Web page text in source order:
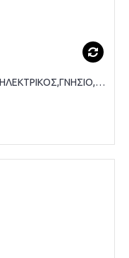
KIA CEED 2007-10 ΦΑΝΟΣ ΕΜΠΡΟΣ ΗΛΕΚΤΡΙΚΟΣ,ΓΝΗΣΙΟ,ΜΑΥΡΟ - ΟΔΗΓΟΥ